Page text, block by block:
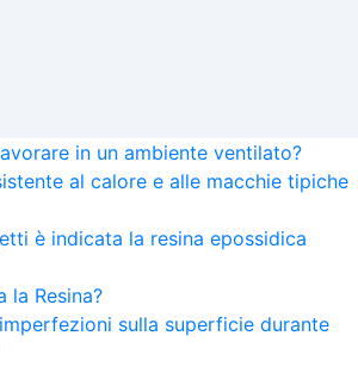
in un ambiente ventilato?
al calore e alle macchie tipiche
è indicata la resina epossidica
la Resina?
sulla superficie durante